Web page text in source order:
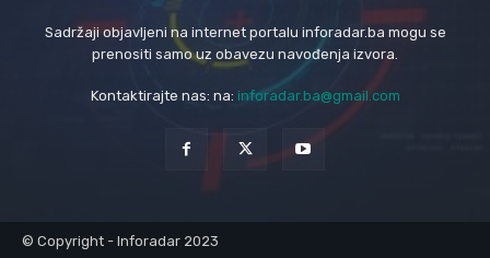
Sadržaji objavljeni na internet portalu inforadar.ba mogu se
prenositi samo uz obavezu navođenja izvora.
Kontaktirajte nas: na: inforadar.ba@gmail.com
© Copyright - Inforadar 2023